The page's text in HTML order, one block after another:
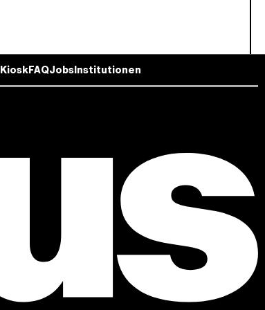
KioskFAQJobsInstitutionen